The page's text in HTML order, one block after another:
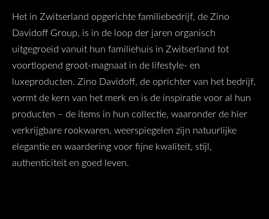
Het in Zwitserland opgerichte familiebedrijf, de Zino
Davidoff Group, is in de loop der jaren organisch
uitgegroeid vanuit hun familiehuis in Zwitserland tot
voortlopend groot-magnaat in de lifestyle- en
luxeproducten. Zino Davidoff, de oprichter van het bedrijf,
vormt de kern van het merk en is de inspiratie voor al hun
producten – de items in hun collectie, waaronder de hier
verkrijgbare rookwaren, weerspiegelen zijn natuurlijke
elegantie en waardering voor fijne kwaliteit, stijl,
authenticiteit en goed leven.